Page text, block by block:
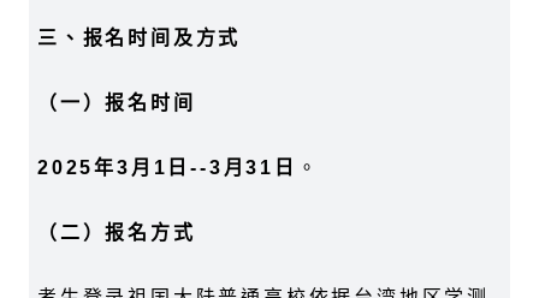
三、报名时间及方式
（一）报名时间
2025年3月1日--3月31日 。
（二）报名方式